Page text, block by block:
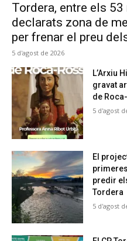
Tordera, entre els
declarats zona de
per frenar el preu
5 d'agost de 2026
L’Arxiu
gravat
de
5 d'agost
El
predir
Tordera
5 d'agost